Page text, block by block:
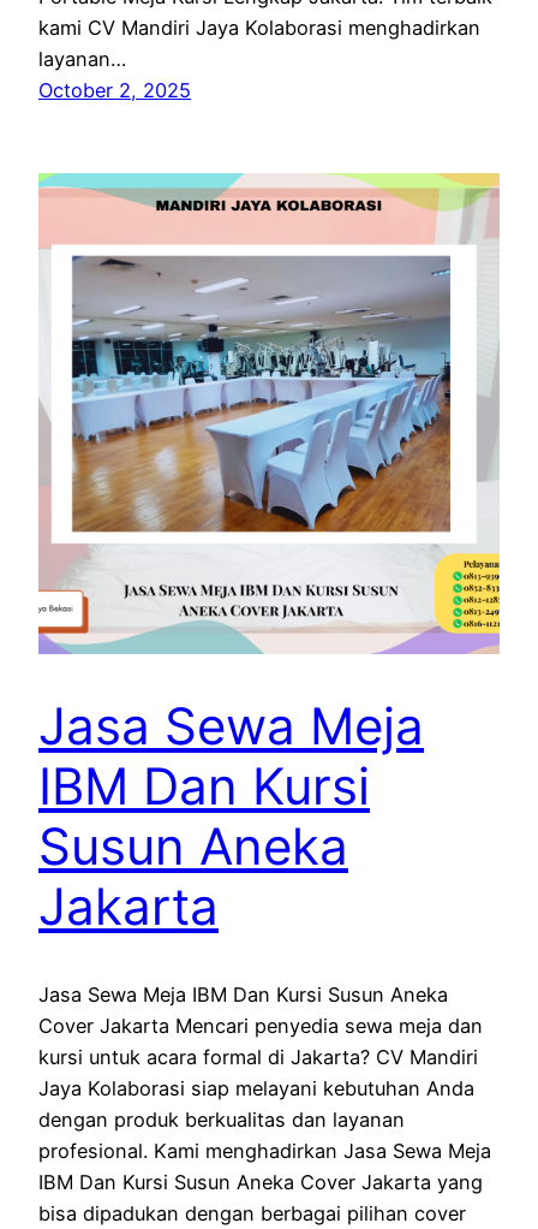
kami CV Mandiri Jaya Kolaborasi menghadirkan
layanan…
October 2, 2025
Jasa Sewa Meja
IBM Dan Kursi
Susun Aneka
Jakarta
Jasa Sewa Meja IBM Dan Kursi Susun Aneka
Cover Jakarta Mencari penyedia sewa meja dan
kursi untuk acara formal di Jakarta? CV Mandiri
Jaya Kolaborasi siap melayani kebutuhan Anda
dengan produk berkualitas dan layanan
profesional. Kami menghadirkan Jasa Sewa Meja
IBM Dan Kursi Susun Aneka Cover Jakarta yang
bisa dipadukan dengan berbagai pilihan cover